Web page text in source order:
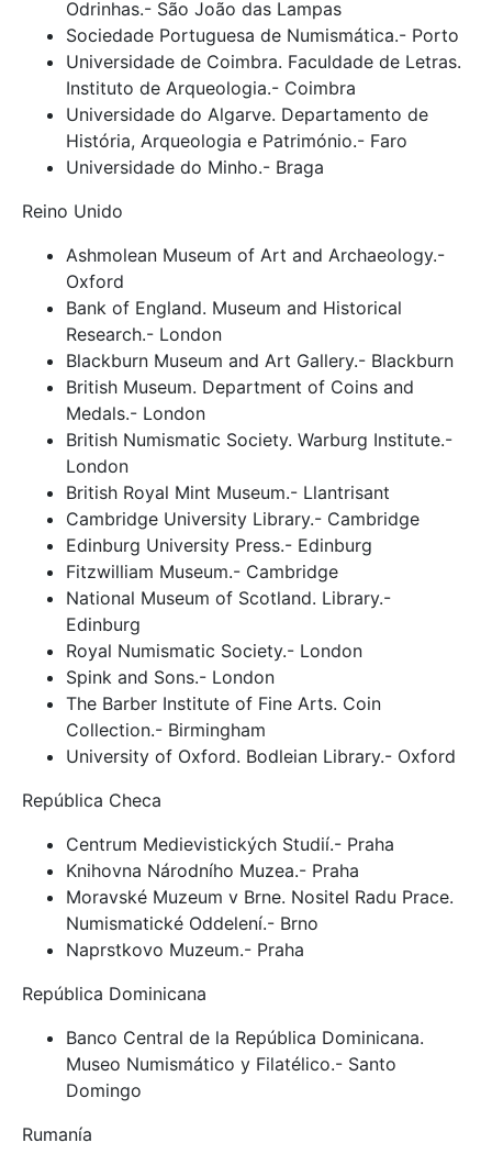
Odrinhas.- São João das Lampas
Sociedade Portuguesa de Numismática.- Porto
Universidade de Coimbra. Faculdade de Letras.
Instituto de Arqueologia.- Coimbra
Universidade do Algarve. Departamento de
História, Arqueologia e Património.- Faro
Universidade do Minho.- Braga
Reino Unido
Ashmolean Museum of Art and Archaeology.-
Oxford
Bank of England. Museum and Historical
Research.- London
Blackburn Museum and Art Gallery.- Blackburn
British Museum. Department of Coins and
Medals.- London
British Numismatic Society. Warburg Institute.-
London
British Royal Mint Museum.- Llantrisant
Cambridge University Library.- Cambridge
Edinburg University Press.- Edinburg
Fitzwilliam Museum.- Cambridge
National Museum of Scotland. Library.-
Edinburg
Royal Numismatic Society.- London
Spink and Sons.- London
The Barber Institute of Fine Arts. Coin
Collection.- Birmingham
University of Oxford. Bodleian Library.- Oxford
República Checa
Centrum Medievistických Studií.- Praha
Knihovna Národního Muzea.- Praha
Moravské Muzeum v Brne. Nositel Radu Prace.
Numismatické Oddelení.- Brno
Naprstkovo Muzeum.- Praha
República Dominicana
Banco Central de la República Dominicana.
Museo Numismático y Filatélico.- Santo
Domingo
Rumanía